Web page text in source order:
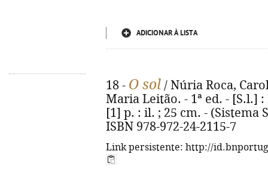
ADICIONAR À LISTA
18 - O sol / Núria Roca,
Maria Leitão. - 1ª ed. - [S.l.]
[1] p. : il. ; 25 cm. - (Sistema
ISBN 978-972-24-2115-7
Link persistente: http://